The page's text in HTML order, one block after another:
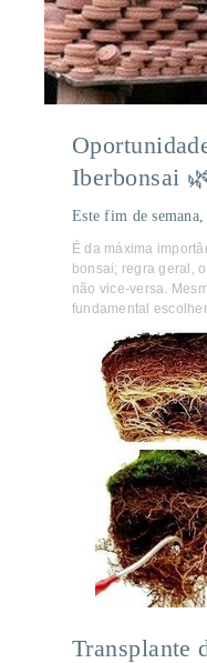
Iberbonsai
Este fim de
É da máxima
bonsai; regra geral,
não vice-versa.
fundamental
Transplante